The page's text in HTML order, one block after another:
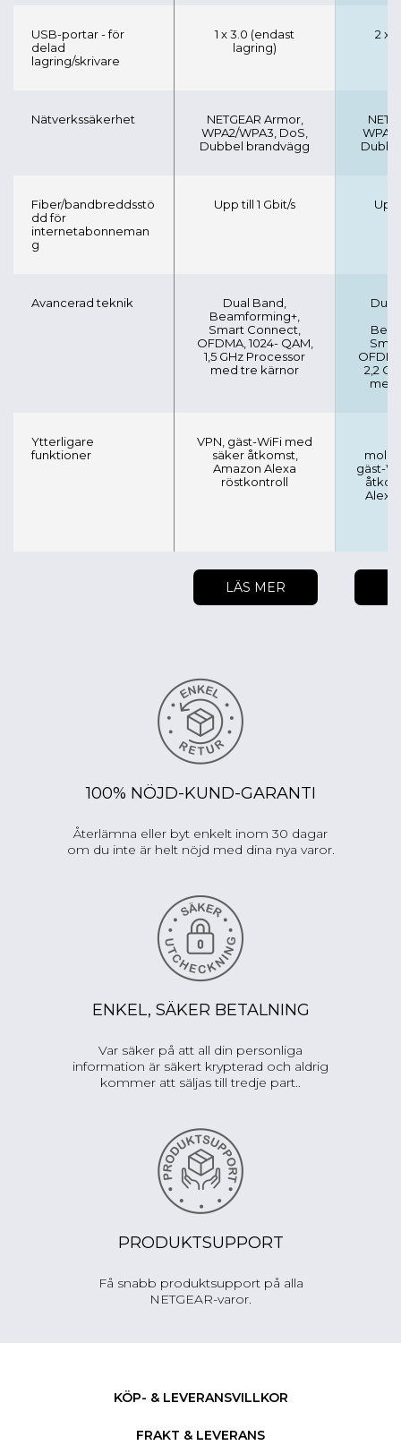
USB-portar - för
delad
lagring/skrivare
1 x 3.0 (endast
lagring)
2 x
Nätverkssäkerhet
NETGEAR Armor,
WPA2/WPA3, DoS,
Dubbel brandvägg
Fiber/bandbreddsstö
dd för
internetabonneman
g
Upp till 1 Gbit/s Upp
Avancerad teknik
Dual Band,
Beamforming+,
Smart Connect,
OFDMA, 1024- QAM,
1,5 GHz Processor
med tre kärnor
Dual
2,2
med
Ytterligare
funktioner
VPN, gäst-WiFi med
säker åtkomst,
Amazon Alexa
röstkontroll
gäst-
LÄS MER
100% NÖJD-KUND-GARANTI
Återlämna eller byt enkelt inom 30 dagar
om du inte är helt nöjd med dina nya varor.
ENKEL, SÄKER BETALNING
Var säker på att all din personliga
information är säkert krypterad och aldrig
kommer att säljas till tredje part..
PRODUKTSUPPORT
Få snabb produktsupport på alla
NETGEAR-varor.
KÖP- & LEVERANSVILLKOR
FRAKT & LEVERANS